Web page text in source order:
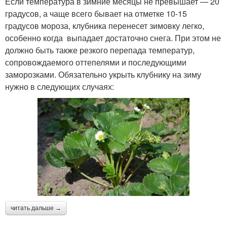
градусов, а чаще всего бывает на отметке 10-15
градусов мороза, клубника перенесет зимовку легко,
особенно когда выпадает достаточно снега. При этом не
должно быть также резкого перепада температур,
сопровождаемого оттепелями и последующими
заморозками. Обязательно укрыть клубнику на зиму
нужно в следующих случаях:
читать дальше →